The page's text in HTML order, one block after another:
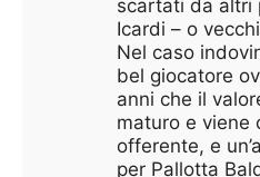
scartati da altri
Icardi – o
Nel caso
bel giocatore
anni che il
maturo e viene
offerente, e
per Pallotta